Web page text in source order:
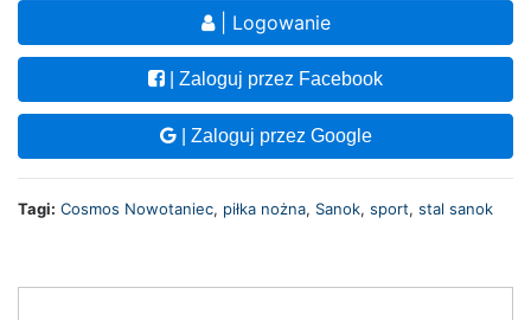
| Logowanie
| Zaloguj przez Facebook
| Zaloguj przez Google
Tagi: Cosmos Nowotaniec, piłka nożna, Sanok, sport, stal sanok